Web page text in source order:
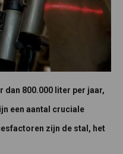
dan 800.000 liter per jaar,
een aantal cruciale
zijn de stal, het